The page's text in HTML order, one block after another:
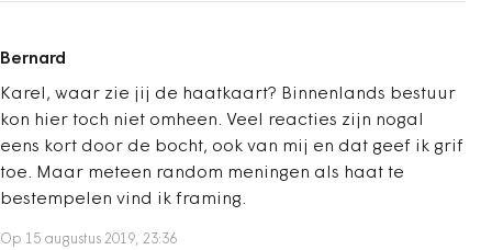
Bernard
Karel, waar zie jij de haatkaart? Binnenlands bestuur
kon hier toch niet omheen. Veel reacties zijn nogal
eens kort door de bocht, ook van mij en dat geef ik grif
toe. Maar meteen random meningen als haat te
bestempelen vind ik framing.
Op 15 augustus 2019, 23:36